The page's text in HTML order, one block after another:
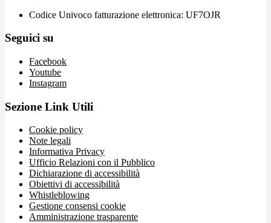
Codice Univoco fatturazione elettronica: UF7OJR
Seguici su
Facebook
Youtube
Instagram
Sezione Link Utili
Cookie policy
Note legali
Informativa Privacy
Ufficio Relazioni con il Pubblico
Dichiarazione di accessibilità
Obiettivi di accessibilità
Whistleblowing
Gestione consensi cookie
Amministrazione trasparente